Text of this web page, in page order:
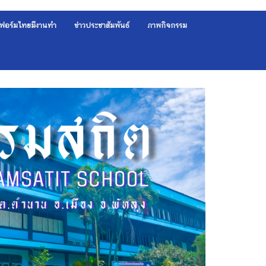
อร์มไทยมีงานทำ ข่าวประชาสัมพันธ์ ภาพกิจกรรม